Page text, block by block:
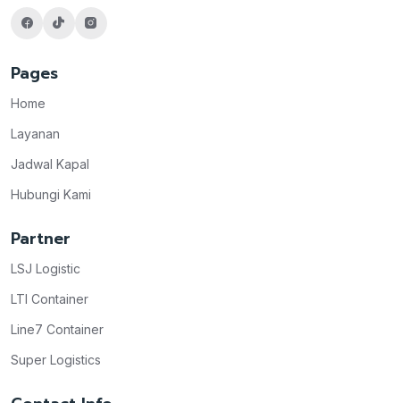
Pages
Home
Layanan
Jadwal Kapal
Hubungi Kami
Partner
LSJ Logistic
LTI Container
Line7 Container
Super Logistics